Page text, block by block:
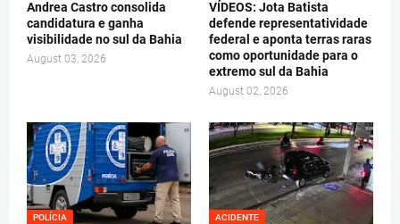
Andrea Castro consolida
candidatura e ganha
visibilidade no sul da Bahia
August 03, 2026
VÍDEOS: Jota Batista
defende representatividade
federal e aponta terras raras
como oportunidade para o
extremo sul da Bahia
August 02, 2026
POLÍCIA ACIDENTE